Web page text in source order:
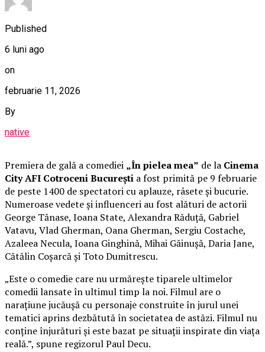
Published
6 luni ago
on
februarie 11, 2026
By
native
Premiera de gală a comediei „În pielea mea” de la Cinema
City AFI Cotroceni București a fost primită pe 9 februarie
de peste 1400 de spectatori cu aplauze, râsete și bucurie.
Numeroase vedete și influenceri au fost alături de actorii
George Tănase, Ioana State, Alexandra Răduță, Gabriel
Vatavu, Vlad Gherman, Oana Gherman, Sergiu Costache,
Azaleea Necula, Ioana Ginghină, Mihai Găinușă, Daria Jane,
Cătălin Coșarcă și Toto Dumitrescu.
„Este o comedie care nu urmărește tiparele ultimelor
comedii lansate în ultimul timp la noi. Filmul are o
narațiune jucăușă cu personaje construite în jurul unei
tematici aprins dezbătută în societatea de astăzi. Filmul nu
conține înjurături și este bazat pe situații inspirate din viața
reală.”, spune regizorul Paul Decu.